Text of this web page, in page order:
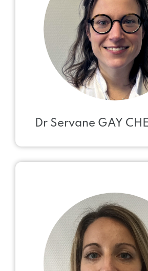
Dr Servane GAY